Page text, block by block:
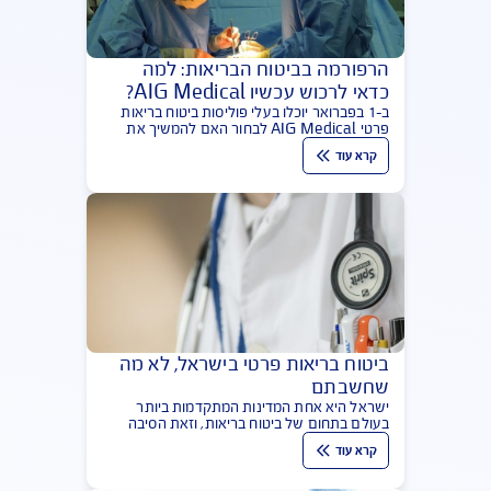
במחקר שבוצע לאחרונה מתברר כי אחוזי הגידול
במספר העוברים לטבעונות בישראל הם הגבוהים
ביותר בעולם. בעוד שמחקרים נערמים ולא נמצאה
תשובה חד משמעית לשאלה: האם הטבעונות
קרא עוד
הרפורמה בביטוח הבריאות: למה
כדאי לרכוש עכשיו AIG Medical?
ב-1 בפברואר יוכלו בעלי פוליסות ביטוח בריאות
פרטי AIG Medical לבחור האם להמשיך את
התוכנית או לעבור לפוליסה האחידה החדשה
שהנהיג משרד האוצר. לפניכם השיקולים
קרא עוד